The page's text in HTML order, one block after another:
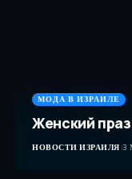
МОДА В ИЗРАИЛЕ
Женский
НОВОСТИ ИЗРАИЛЯ 3